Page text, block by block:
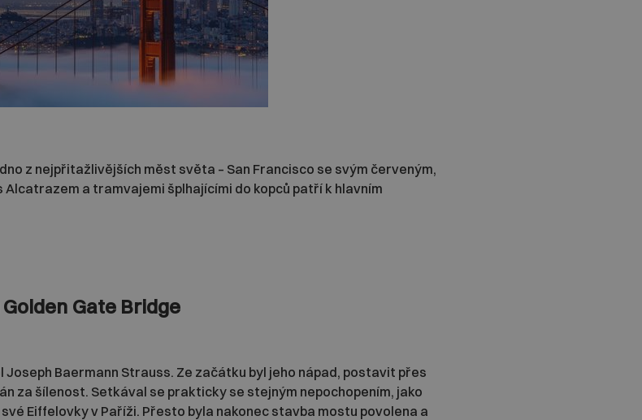
z nejpřitažlivějších měst světa – San Francisco se svým červeným,
Alcatrazem a tramvajemi šplhajícími do kopců patří k hlavním
Gate Bridge
Baermann Strauss. Ze začátku byl jeho nápad, postavit přes
za šílenost. Setkával se prakticky se stejným nepochopením, jako
Eiffelovky v Paříži. Přesto byla nakonec stavba mostu povolena a